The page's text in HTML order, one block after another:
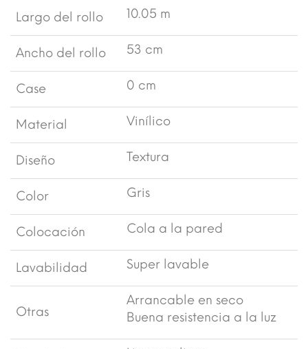
Largo del rollo 10.05 m
Ancho del rollo 53 cm
Case 0 cm
Material Vinílico
Diseño Textura
Color Gris
Colocación Cola a la pared
Lavabilidad Super lavable
Otras
Arrancable en seco
Buena resistencia a la luz